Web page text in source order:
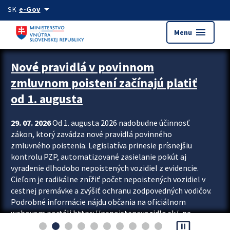
Preskocit na hlavný obsah
SK e-Govarrow_drop_down
Menu menu
Zastavit automatický posun upútavok
Nové pravidlá v povinnom
zmluvnom poistení začínajú platiť
od 1. augusta
29. 07. 2026Od 1. augusta 2026 nadobudne účinnosť
zákon, ktorý zavádza nové pravidlá povinného
zmluvného poistenia. Legislatíva prinesie prísnejšiu
kontrolu PZP, automatizované zasielanie pokút aj
vyradenie dlhodobo nepoistených vozidiel z evidencie.
Cieľom je radikálne znížiť počet nepoistených vozidiel v
cestnej premávke a zvýšiť ochranu zodpovedných vodičov.
Podrobné informácie nájdu občania na oficiálnom
webovom portáli https://nepoistenevozidlo.sk/, na
ktorom od augusta pribudne aj možnosť overiť si...